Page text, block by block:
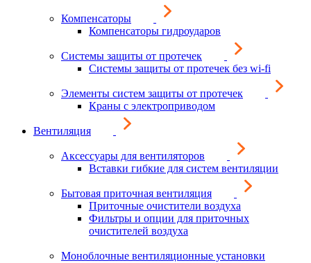
Компенсаторы
Компенсаторы гидроударов
Системы защиты от протечек
Системы защиты от протечек без wi-fi
Элементы систем защиты от протечек
Краны с электроприводом
Вентиляция
Аксессуары для вентиляторов
Вставки гибкие для систем вентиляции
Бытовая приточная вентиляция
Приточные очистители воздуха
Фильтры и опции для приточных
очистителей воздуха
Моноблочные вентиляционные установки